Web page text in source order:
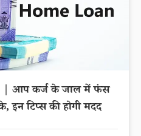
| आप कर्ज के जाल में फंस
टिप्स की होगी मदद